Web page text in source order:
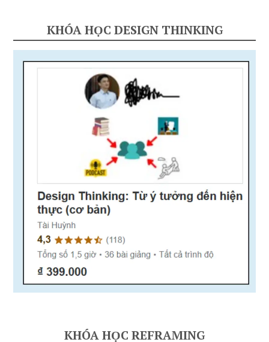
KHÓA HỌC DESIGN THINKING
KHÓA HỌC REFRAMING